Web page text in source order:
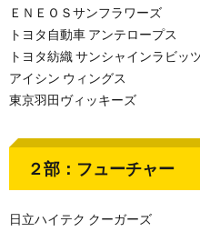
ＥＮＥＯＳサンフラワーズ
トヨタ自動車 アンテロープス
トヨタ紡織 サンシャインラビッ
アイシン ウィングス
東京羽田ヴィッキーズ
２部：フューチャー
日立ハイテク クーガーズ